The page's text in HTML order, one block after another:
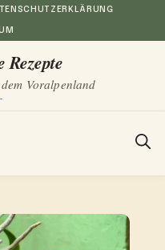
Rezepte
dem Voralpenland